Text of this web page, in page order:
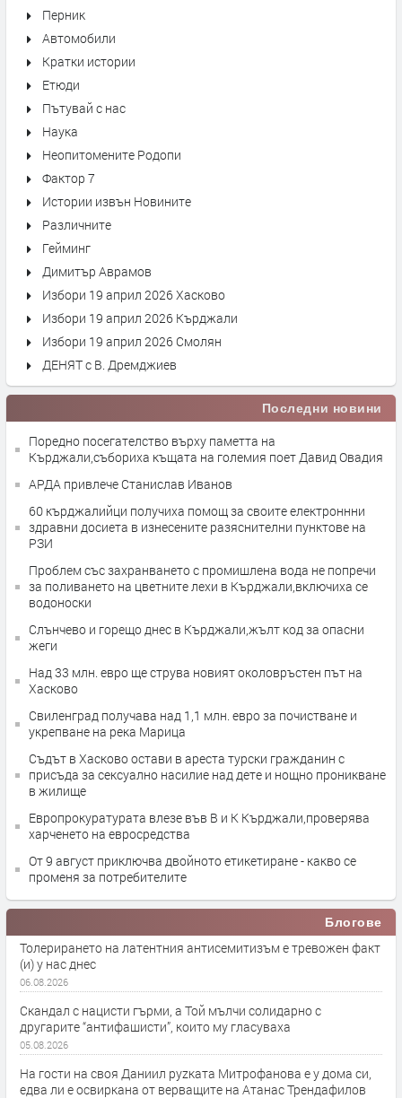
Перник
Автомобили
Кратки истории
Етюди
Пътувай с нас
Наука
Неопитомените Родопи
Фактор 7
Истории извън Новините
Различните
Гейминг
Димитър Аврамов
Избори 19 април 2026 Хасково
Избори 19 април 2026 Кърджали
Избори 19 април 2026 Смолян
ДЕНЯТ с В. Дремджиев
Последни новини
Поредно посегателство върху паметта на
Кърджали,събориха къщата на големия поет Давид Овадия
АРДА привлече Станислав Иванов
60 кърджалийци получиха помощ за своите електроннни
здравни досиета в изнесените разяснителни пунктове на
РЗИ
Проблем със захранването с промишлена вода не попречи
за поливането на цветните лехи в Кърджали,включиха се
водоноски
Слънчево и горещо днес в Кърджали,жълт код за опасни
жеги
Над 33 млн. евро ще струва новият околовръстен път на
Хасково
Свиленград получава над 1,1 млн. евро за почистване и
укрепване на река Марица
Съдът в Хасково остави в ареста турски гражданин с
присъда за сексуално насилие над дете и нощно проникване
в жилище
Европрокуратурата влезе във В и К Кърджали,проверява
харченето на евросредства
От 9 август приключва двойното етикетиране - какво се
променя за потребителите
Блогове
Толерирането на латентния антисемитизъм е тревожен факт
(и) у нас днес
06.08.2026
Скандал с нацисти гърми, а Той мълчи солидарно с
другарите “антифашисти”, които му гласуваха
05.08.2026
На гости на своя Даниил руzката Митрофанова е у дома си,
едва ли е освиркана от верващите на Атанас Трендафилов